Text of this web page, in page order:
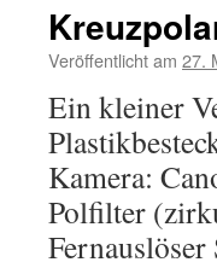
Veröffentlicht am 27.
Ein kleiner
Kamera:
Polfilter